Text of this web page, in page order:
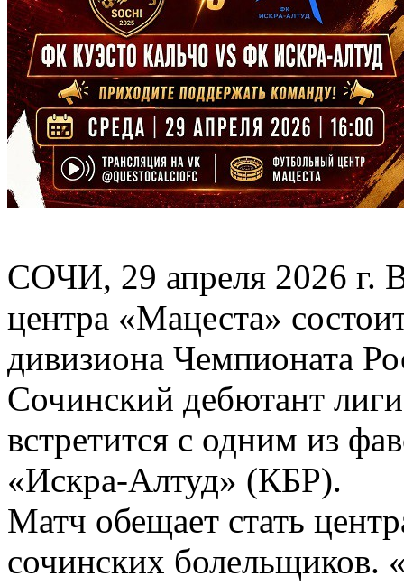
СОЧИ, 29 апреля 2026 г.
центра «Мацеста»
дивизиона
Сочинский дебютант
встретится с одним из
«Искра-Алтуд» (КБР).
Матч обещает стать
сочинских болельщиков.